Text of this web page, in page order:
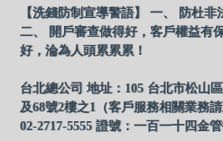
【洗錢防制宣導警語】 一、 防杜非
二、 開戶審查做得好，客戶權益有
好，淪為人頭累累累！
台北總公司 地址：105 台北市松山
及68號2樓之1（客戶服務相關業務
02-2717-5555 證號：一百一十四金